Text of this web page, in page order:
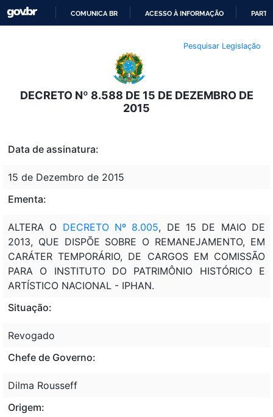
O
CONTEÚDO
COMUNICA BR ACESSO À INFORMAÇÃO
Pesquisar Legislação
DECRETO Nº 8.588 DE 15 DE DEZEMBRO DE
2015
Data de assinatura:
15 de Dezembro de 2015
Ementa:
ALTERA O DECRETO Nº 8.005, DE 15 DE MAIO DE
2013, QUE DISPÕE SOBRE O REMANEJAMENTO, EM
CARÁTER TEMPORÁRIO, DE CARGOS EM COMISSÃO
PARA O INSTITUTO DO PATRIMÔNIO HISTÓRICO E
ARTÍSTICO NACIONAL - IPHAN.
Situação:
Revogado
Chefe de Governo:
Dilma Rousseff
Origem: